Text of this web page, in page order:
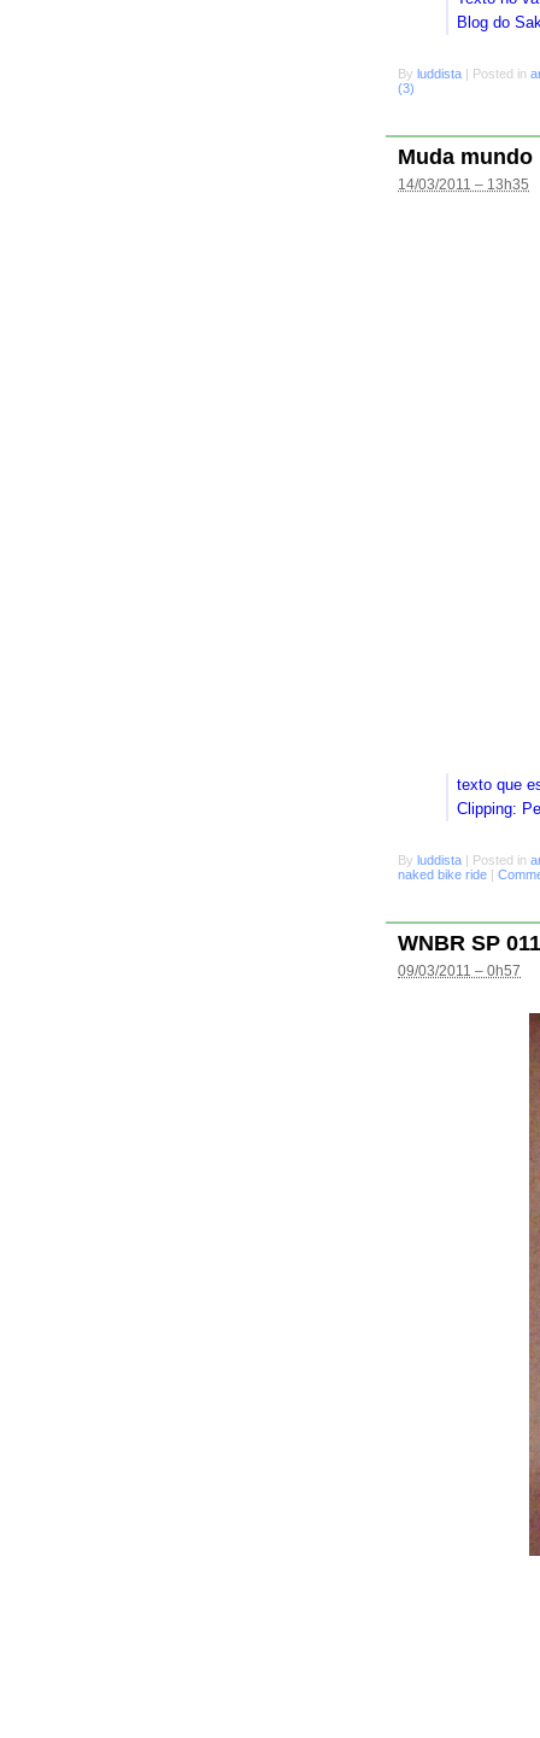
Blog do
By luddista Posted in
(3)
Muda mundo
14/03/2011 – 13h35
texto que
Clipping:
By luddista | Posted in
naked bike ride |
WNBR SP 011
09/03/2011 – 0h57